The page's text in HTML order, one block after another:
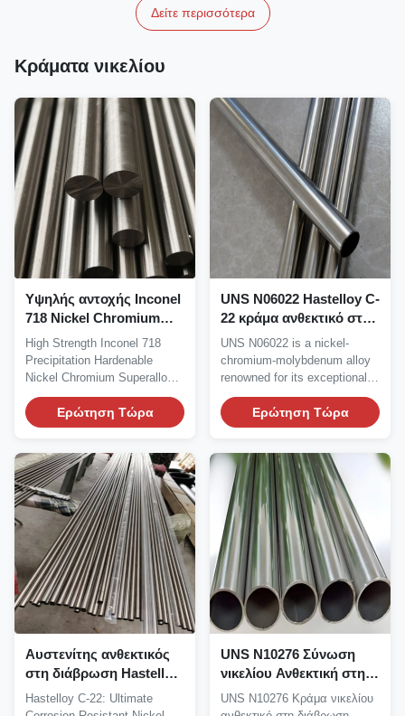
Δείτε περισσότερα
Κράματα νικελίου
Υψηλής αντοχής Inconel
718 Nickel Chromium
Superalloy με εξαιρετική
συγκολλητικότητα και
αντοχή σε θερμοκρασίες
έως 1300°F
High Strength Inconel 718
Precipitation Hardenable
Nickel Chromium Superalloy
Inconel 718 is a...
Ερώτηση Τώρα
UNS N06022 Hastelloy C-
22 κράμα ανθεκτικό στη
διάβρωση ASTM B622
UNS N06022 is a nickel-
chromium-molybdenum alloy
renowned for its exceptional
resistance to both...
Ερώτηση Τώρα
Αυστενίτης ανθεκτικός
στη διάβρωση Hastelloy
C-22 Νικελικό κράμα για
σκληρή χημική
Hastelloy C-22: Ultimate
UNS N10276 Σύνωση
νικελίου Ανθεκτική στη
διάβρωση Υψηλής
απόδοσης
UNS N10276 Κράμα νικελίου